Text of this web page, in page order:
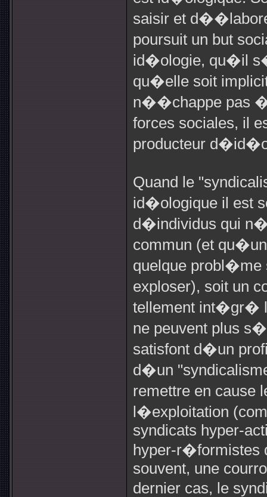
saisir et
poursuit un but
id�ologie, qu�il
qu�elle soit
n��chappe pas �
forces sociales, il
producteur
Quand le
id�ologique il est
d�individus qui
commun (et
quelque
exploser), soit un
tellement int�gr�
ne peuvent plus
satisfont d�un
d�un
remettre en cause
l�exploitation
syndicats hyper-
hyper-r�formistes
souvent, une
dernier cas, le